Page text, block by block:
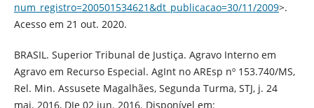
num_registro=200501534621&dt_publicacao=30/11/2009>.
Acesso em 21 out. 2020.
BRASIL. Superior Tribunal de Justiça. Agravo Interno em
Agravo em Recurso Especial. AgInt no AREsp nº 153.740/MS,
Rel. Min. Assusete Magalhães, Segunda Turma, STJ, j. 24
mai. 2016, DJe 02 jun. 2016. Disponível em: